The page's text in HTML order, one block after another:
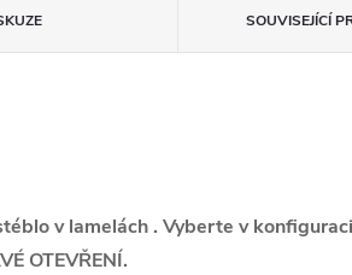
SOUVISEJÍCÍ
v lamelách . Vyberte v konfiguraci
OTEVŘENÍ.